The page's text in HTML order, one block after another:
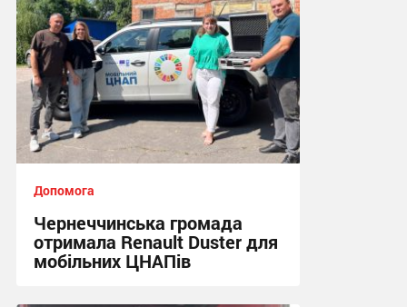
Допомога
Чернеччинська громада
отримала Renault Duster для
мобільних ЦНАПів